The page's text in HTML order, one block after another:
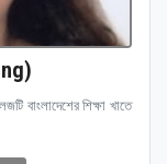
বাংলাদেশের শিক্ষা খাতে